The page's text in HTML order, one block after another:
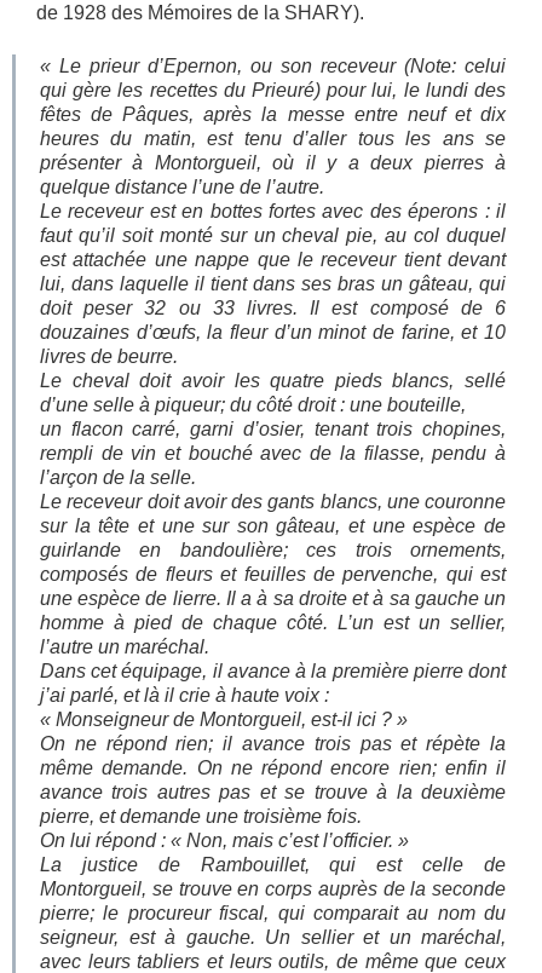
de 1928 des Mémoires de la SHARY).
« Le prieur d’Epernon, ou son receveur (Note: celui
qui gère les recettes du Prieuré) pour lui, le lundi des
fêtes de Pâques, après la messe entre neuf et dix
heures du matin, est tenu d’aller tous les ans se
présenter à Montorgueil, où il y a deux pierres à
quelque distance l’une de l’autre.
Le receveur est en bottes fortes avec des éperons : il
faut qu’il soit monté sur un cheval pie, au col duquel
est attachée une nappe que le receveur tient devant
lui, dans laquelle il tient dans ses bras un gâteau, qui
doit peser 32 ou 33 livres. Il est composé de 6
douzaines d’œufs, la fleur d’un minot de farine, et 10
livres de beurre.
Le cheval doit avoir les quatre pieds blancs, sellé
d’une selle à piqueur; du côté droit : une bouteille,
un flacon carré, garni d’osier, tenant trois chopines,
rempli de vin et bouché avec de la filasse, pendu à
l’arçon de la selle.
Le receveur doit avoir des gants blancs, une couronne
sur la tête et une sur son gâteau, et une espèce de
guirlande en bandoulière; ces trois ornements,
composés de fleurs et feuilles de pervenche, qui est
une espèce de lierre. Il a à sa droite et à sa gauche un
homme à pied de chaque côté. L’un est un sellier,
l’autre un maréchal.
Dans cet équipage, il avance à la première pierre dont
j’ai parlé, et là il crie à haute voix :
« Monseigneur de Montorgueil, est-il ici ? »
On ne répond rien; il avance trois pas et répète la
même demande. On ne répond encore rien; enfin il
avance trois autres pas et se trouve à la deuxième
pierre, et demande une troisième fois.
On lui répond : « Non, mais c’est l’officier. »
La justice de Rambouillet, qui est celle de
Montorgueil, se trouve en corps auprès de la seconde
pierre; le procureur fiscal, qui comparait au nom du
seigneur, est à gauche. Un sellier et un maréchal,
avec leurs tabliers et leurs outils, de même que ceux